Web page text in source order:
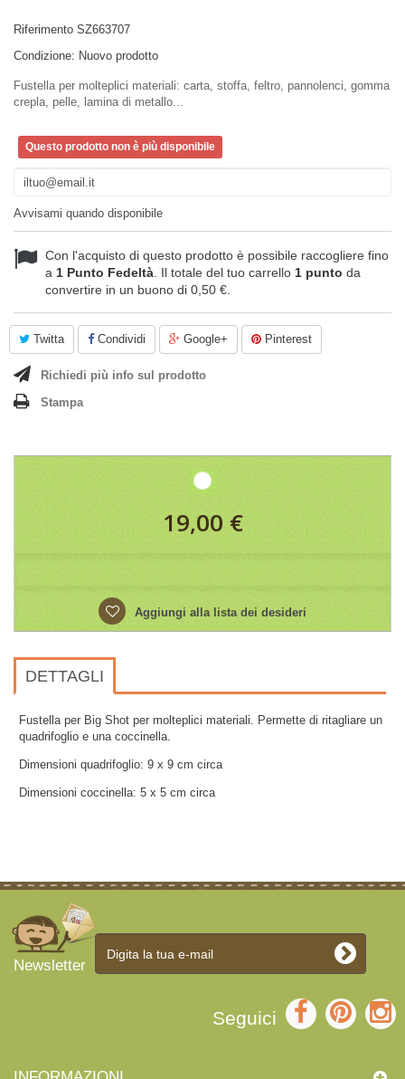
Riferimento SZ663707
Condizione: Nuovo prodotto
Fustella per molteplici materiali: carta, stoffa, feltro, pannolenci, gomma
crepla, pelle, lamina di metallo...
Questo prodotto non è più disponibile
Avvisami quando disponibile
Con l'acquisto di questo prodotto è possibile raccogliere fino
a 1 Punto Fedeltà . Il totale del tuo carrello 1 punto da
convertire in un buono di 0,50 €
Twitta Condividi Google+ Pinterest
Richiedi più info sul prodotto
Stampa
19,00 €
Aggiungi alla lista dei desideri
DETTAGLI
Fustella per Big Shot per molteplici materiali. Permette di ritagliare un
quadrifoglio e una coccinella.
Dimensioni quadrifoglio: 9 x 9 cm circa
Dimensioni coccinella: 5 x 5 cm circa
Newsletter
Seguici